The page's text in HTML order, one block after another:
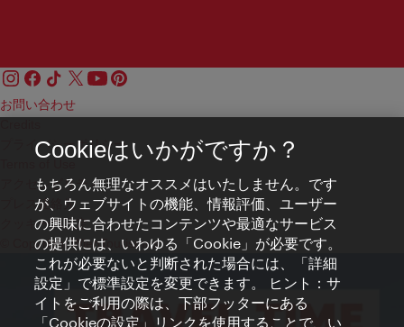
お問い合わせ
プライバシーポリシー
アクセシビリティ
プレス連絡先
クッキーの設定
© Copyright WienTourismus
Cookieはいかがですか？
もちろん無理なオススメはいたしません。です
が、ウェブサイトの機能、情報評価、ユーザー
の興味に合わせたコンテンツや最適なサービス
の提供には、いわゆる「Cookie」が必要です。
これが必要ないと判断された場合には、「詳細
設定」で標準設定を変更できます。 ヒント：サ
イトをご利用の際は、下部フッターにある
「Cookieの設定」リンクを使用することで、い